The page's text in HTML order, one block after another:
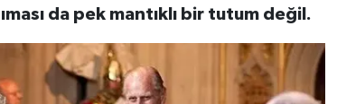
da pek mantıklı bir tutum değil.